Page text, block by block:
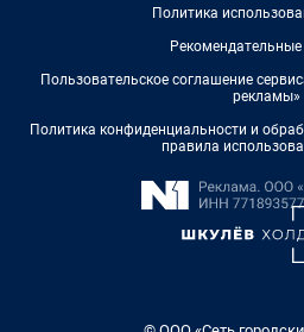
Политика
Пользовательское соглашение
рекламы»
Политика конфиденциальности и
правила